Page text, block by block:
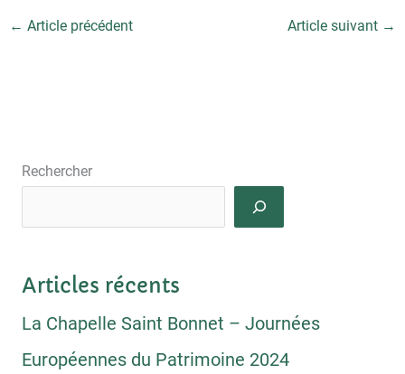
← Article précédent Article suivant →
Rechercher
Articles récents
La Chapelle Saint Bonnet – Journées
Européennes du Patrimoine 2024